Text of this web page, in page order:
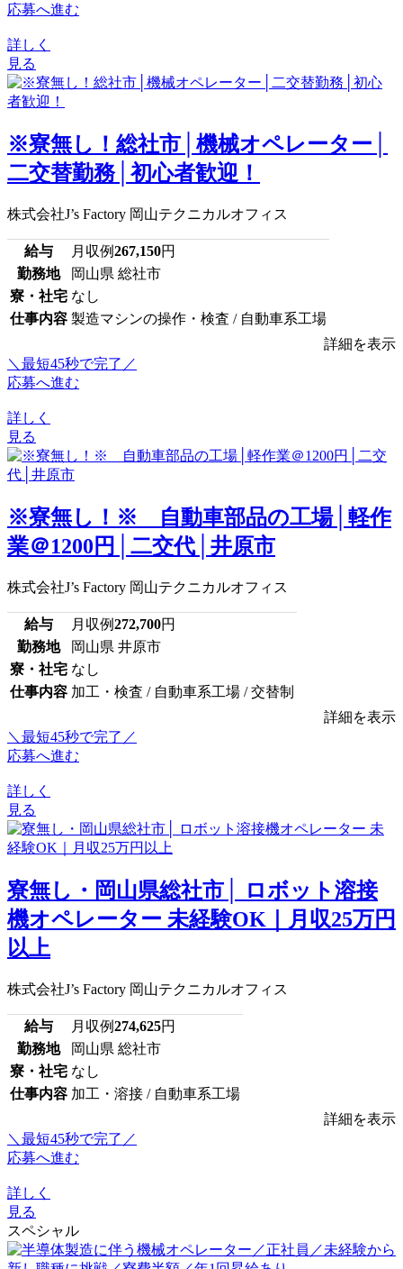
応募へ進む
詳しく
見る
※寮無し！総社市│機械オペレーター│
二交替勤務│初心者歓迎！
株式会社J’s Factory 岡山テクニカルオフィス
給与 月収例267,150円
勤務地
岡山県 総社市
寮・社宅 なし
仕事内容 製造マシンの操作・検査 / 自動車系工場
詳細を表示
＼最短45秒で完了／
応募へ進む
詳しく
見る
※寮無し！※ 自動車部品の工場│軽作
業＠1200円│二交代│井原市
株式会社J’s Factory 岡山テクニカルオフィス
給与 月収例272,700円
勤務地
岡山県 井原市
寮・社宅 なし
仕事内容 加工・検査 / 自動車系工場 / 交替制
詳細を表示
＼最短45秒で完了／
応募へ進む
詳しく
見る
寮無し・岡山県総社市│ ロボット溶接
機オペレーター 未経験OK｜月収25万円
以上
株式会社J’s Factory 岡山テクニカルオフィス
給与 月収例274,625円
勤務地
岡山県 総社市
寮・社宅 なし
仕事内容 加工・溶接 / 自動車系工場
詳細を表示
＼最短45秒で完了／
応募へ進む
詳しく
見る
スペシャル